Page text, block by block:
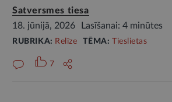
Satversmes tiesa
18. jūnijā, 2026
Lasīšanai: 4 minūtes
RUBRIKA: Relīze TĒMA: Tieslietas
7